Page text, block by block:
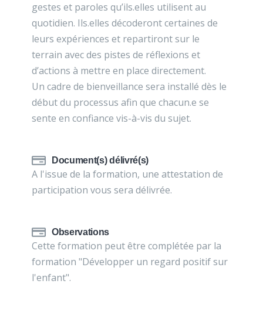
gestes et paroles qu’ils.elles utilisent au
quotidien. Ils.elles décoderont certaines de
leurs expériences et repartiront sur le
terrain avec des pistes de réflexions et
d’actions à mettre en place directement.
Un cadre de bienveillance sera installé dès le
début du processus afin que chacun.e se
sente en confiance vis-à-vis du sujet.
Document(s) délivré(s)
A l'issue de la formation, une attestation de
participation vous sera délivrée.
Observations
Cette formation peut être complétée par la
formation "Développer un regard positif sur
l'enfant".